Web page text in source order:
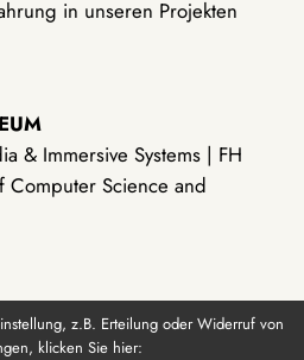
in unseren Projekten
& Immersive Systems | FH
Computer Science and
z.B. Erteilung oder Widerruf von
klicken Sie hier: